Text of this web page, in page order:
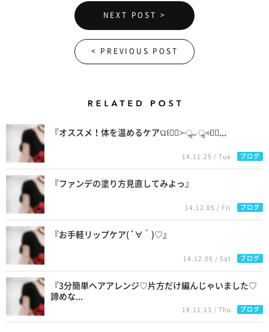
NEXT POST >
< PREVIOUS POST
『オススメ！体を温めるケアଘ꒰๑॔˃̶ ॢᴗ ॢ˂̶๑॓...
14.11.25 / Tue ブログ
『ファンデの塗り方見直してみよっ』
14.12.05 / Fri ブログ
『お手軽リップケア(´∀｀)♡』
14.12.06 / Sat ブログ
『3分簡単ヘアアレンジ♡片方だけ編んじゃいました♡
諦めな...
14.11.13 / Thu ブログ